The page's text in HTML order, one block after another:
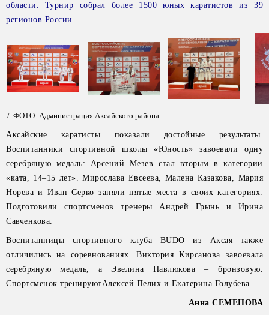
области. Турнир собрал более 1500 юных каратистов из 39
регионов России.
/ ФОТО: Администрация Аксайского района
Аксайские каратисты показали достойные результаты.
Воспитанники спортивной школы «Юность» завоевали одну
серебряную медаль: Арсений Мезев стал вторым в категории
«ката, 14–15 лет». Мирослава Евсеева, Малена Казакова, Мария
Норева и Иван Серко заняли пятые места в своих категориях.
Подготовили спортсменов тренеры Андрей Грынь и Ирина
Савченкова.
Воспитанницы спортивного клуба BUDO из Аксая также
отличились на соревнованиях. Виктория Кирсанова завоевала
серебряную медаль, а Эвелина Павлюкова – бронзовую.
Спортсменок тренируютАлексей Пелих и Екатерина Голубева.
Анна СЕМЕНОВА